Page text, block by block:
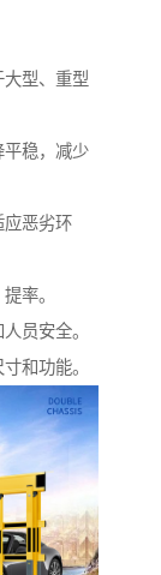
型、重型
平稳，减少
应恶劣环
率。
员安全。
和功能。